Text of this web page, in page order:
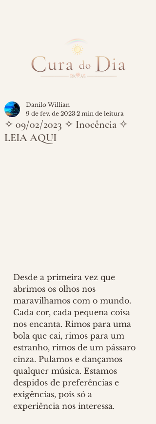
✧ 09/02/2023 ✧ Inocência ✧
LEIA AQUI
Danilo Willian
9 de fev. de 2023 2 min de leitura
Desde a primeira vez que
abrimos os olhos nos
maravilhamos com o mundo.
Cada cor, cada pequena coisa
nos encanta. Rimos para uma
bola que cai, rimos para um
estranho, rimos de um pássaro
cinza. Pulamos e dançamos
qualquer música. Estamos
despidos de preferências e
exigências, pois só a
experiência nos interessa.